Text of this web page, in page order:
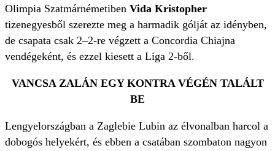
Olimpia Szatmárnémetiben Vida Kristopher
tizenegyesből szerezte meg a harmadik gólját az idényben,
de csapata csak 2–2-re végzett a Concordia Chiajna
vendégeként, és ezzel kiesett a Liga 2-ből.
VANCSA ZALÁN EGY KONTRA VÉGÉN TALÁLT
BE
Lengyelországban a Zaglebie Lubin az élvonalban harcol a
dobogós helyekért, és ebben a csatában szombaton nagyon